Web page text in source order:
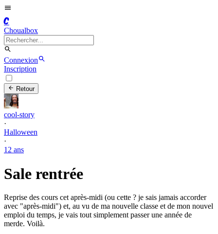
C
Choualbox
Connexion
Inscription
Retour
cool-story
·
Halloween
·
12 ans
Sale rentrée
Reprise des cours cet après-midi (ou cette ? je sais jamais accorder
avec "après-midi") et, au vu de ma nouvelle classe et de mon nouvel
emploi du temps, je vais tout simplement passer une année de
merde. Voilà.